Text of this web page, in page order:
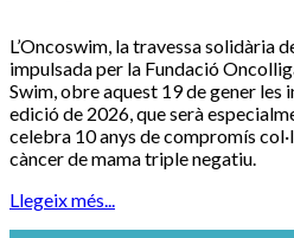
L’Oncoswim, la travessa solidària
impulsada per la Fundació
Swim, obre aquest 19 de gener les
edició de 2026, que serà
celebra 10 anys de compromís
càncer de mama triple negatiu.
Llegeix més...